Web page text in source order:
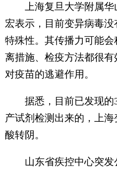
上海复旦大学附属华
宏表示，目前变异病毒
特殊性。其传播力可能
离措施、检疫方法都很
对疫苗的逃避作用。
据悉，目前已发现的3
产试剂检测出来的，上
酸转阴。
山东省疾控中心突发